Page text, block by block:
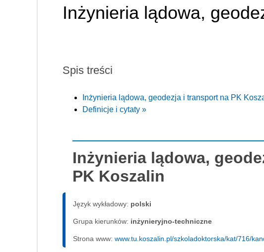
Inżynieria lądowa,
Spis treści
Inżynieria lądowa, geodezja i transport na PK
Definicje i cytaty »
Inżynieria lądowa,
PK Koszalin
Język wykładowy: polski
Grupa kierunków: inżynieryjno-techniczne
Strona www: www.tu.koszalin.pl/szkoladoktorska/kat/716/